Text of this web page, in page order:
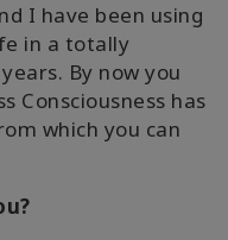
I have been using
in a totally
By now you
Consciousness has
which you can